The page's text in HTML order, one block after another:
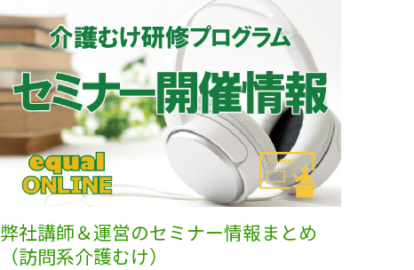
弊社講師＆運営のセミナー情報まとめ
（訪問系介護むけ）